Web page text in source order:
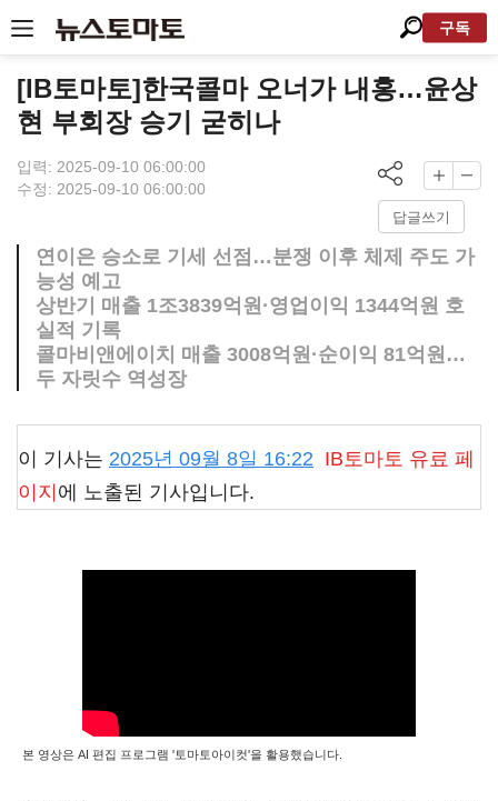
구독
[IB토마토]한국콜마 오너가 내홍…윤상
현 부회장 승기 굳히나
입력: 2025-09-10 06:00:00
수정: 2025-09-10 06:00:00
답글쓰기
연이은 승소로 기세 선점…분쟁 이후 체제 주도 가
능성 예고
상반기 매출 1조3839억원·영업이익 1344억원 호
실적 기록
콜마비앤에이치 매출 3008억원·순이익 81억원…
두 자릿수 역성장
이 기사는 2025년 09월 8일 16:22 IB토마토 유료 페
이지 에 노출된 기사입니다.
본 영상은 AI 편집 프로그램 '토마토아이컷'을 활용했습니다.